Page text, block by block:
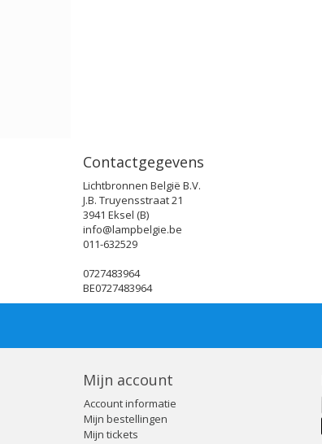
Contactgegevens
Lichtbronnen België B.V.
J.B. Truyensstraat 21
3941 Eksel (B)
info@lampbelgie.be
011-632529
0727483964
BE0727483964
Mijn account
Account informatie
Mijn bestellingen
Mijn tickets